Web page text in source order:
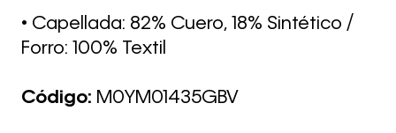
• Capellada: 82% Cuero, 18% Sintético /
Forro: 100% Textil
Código: M0YM01435GBV